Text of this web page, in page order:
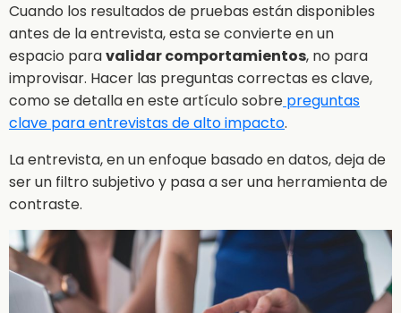
Cuando los resultados de pruebas están disponibles
antes de la entrevista, esta se convierte en un
espacio paravalidar comportamientos, no para
improvisar. Hacer las preguntas correctas es clave,
como se detalla en este artículo sobre preguntas
clave para entrevistas de alto impacto.
La entrevista, en un enfoque basado en datos, deja de
ser un filtro subjetivo y pasa a ser una herramienta de
contraste.